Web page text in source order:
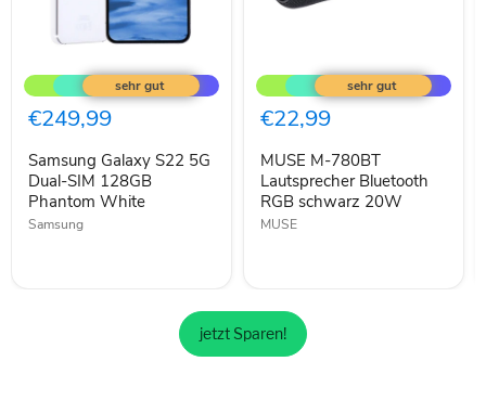
Galaxy
S22
5G
Dual-
128GB
Phantom
White
€249,99
Samsung Galaxy S22 5G
Dual-SIM 128GB
Phantom White
Samsung
M-
780BT
Lautsprecher
Bluetooth
schwarz
20W
€22,99
MUSE M-780BT
Lautsprecher Bluetooth
RGB schwarz 20W
MUSE
jetzt Sparen!